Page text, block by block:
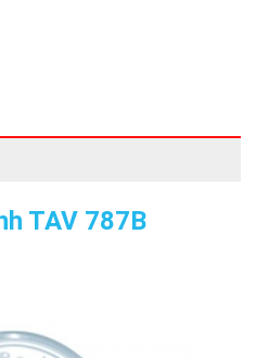
TAV 787B